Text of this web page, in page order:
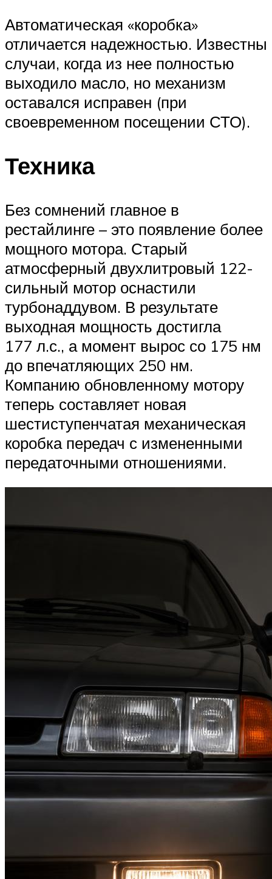
Автоматическая «коробка»
отличается надежностью. Известны
случаи, когда из нее полностью
выходило масло, но механизм
оставался исправен (при
своевременном посещении СТО).
Техника
Без сомнений главное в
рестайлинге – это появление более
мощного мотора. Старый
атмосферный двухлитровый 122-
сильный мотор оснастили
турбонаддувом. В результате
выходная мощность достигла
177 л.с., а момент вырос со 175 нм
до впечатляющих 250 нм.
Компанию обновленному мотору
теперь составляет новая
шестиступенчатая механическая
коробка передач с измененными
передаточными отношениями.